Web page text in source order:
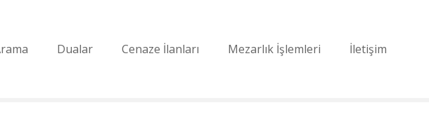
Dualar Cenaze İlanları Mezarlık İşlemleri İletişim